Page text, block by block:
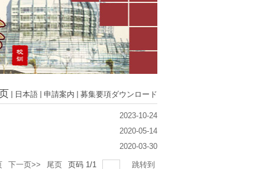
日本語 申請案内 募集要項ダウンロード
2023-10-24
2020-05-14
2020-03-30
下一页>> 尾页 页码 1/1 跳转到